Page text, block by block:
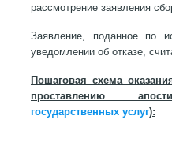
рассмотрение заявления
Заявление, поданное по
уведомлении об отказе,
Пошаговая схема
проставлению
государственных услуг):